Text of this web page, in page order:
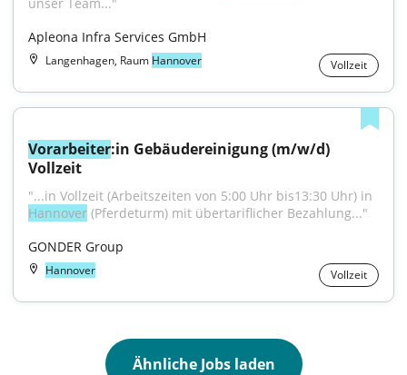
Apleona Infra Services GmbH
Langenhagen, Raum Hannover Vollzeit
Vorarbeiter:in Gebäudereinigung (m/w/d)
Vollzeit
Hannover (Pferdeturm) mit übertariflicher Bezahlung..."
GONDER Group
Hannover Vollzeit
Ähnliche Jobs laden